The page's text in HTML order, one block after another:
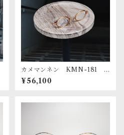
カメマンネン KMN-181 C
BR/LG
¥56,100